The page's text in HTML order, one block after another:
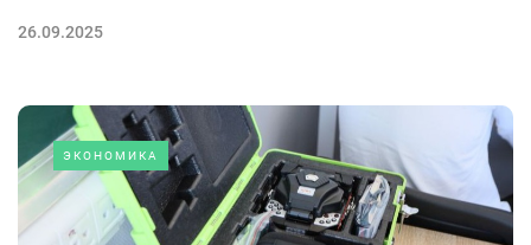
26.09.2025
ЭКОНОМИКА